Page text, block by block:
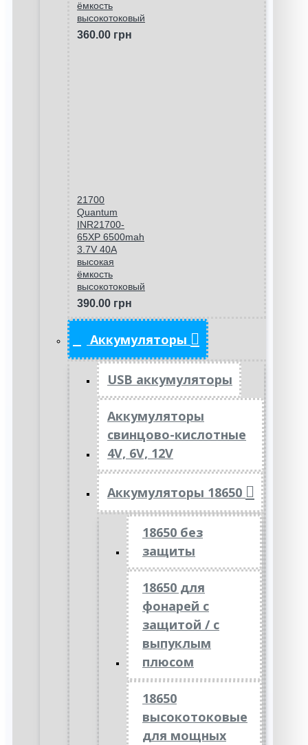
ёмкость
высокотоковый
360.00 грн
21700
Quantum
INR21700-
65XP 6500mah
3.7V 40A
высокая
ёмкость
высокотоковый
390.00 грн
Аккумуляторы
USB аккумуляторы
Аккумуляторы
свинцово-кислотные
4V, 6V, 12V
Аккумуляторы 18650
18650 без
защиты
18650 для
фонарей с
защитой / с
выпуклым
плюсом
18650
высокотоковые
для мощных